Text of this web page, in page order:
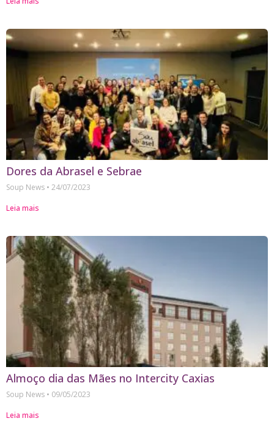
Dores da Abrasel e Sebrae
Soup News
24/07/2023
Leia mais
Almoço dia das Mães no Intercity Caxias
Soup News
09/05/2023
Leia mais